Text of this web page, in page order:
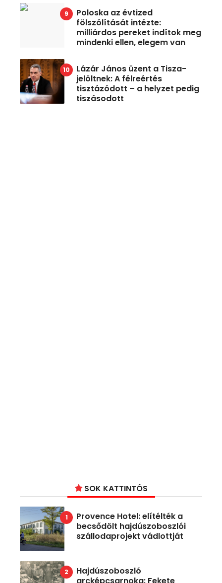
Poloska az évtized
fölszólítását intézte:
milliárdos pereket indítok meg
mindenki ellen, elegem van
Lázár János üzent a Tisza-
jelöltnek: A félreértés
tisztázódott – a helyzet pedig
tiszásodott
SOK KATTINTÓS
Provence Hotel: elítélték a
becsődölt hajdúszoboszlói
szállodaprojekt vádlottját
Hajdúszoboszló